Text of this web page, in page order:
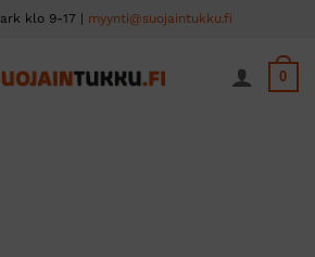
ark klo 9-17 | myynti@suojaintukku.fi
0